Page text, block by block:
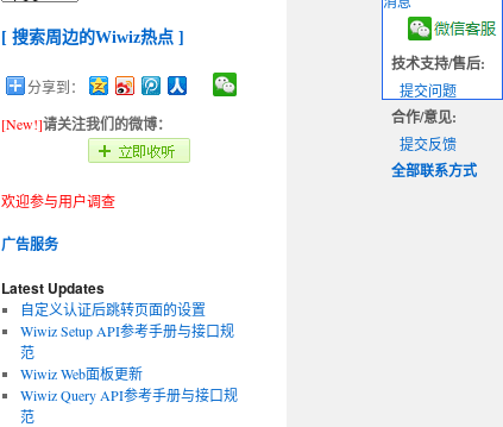
[ 搜索周边的Wiwiz热点 ]
分享到：
[New!]请关注我们的微博：
欢迎参与用户调查
广告服务
Latest Updates
自定义认证后跳转页面的设置
Wiwiz Setup API参考手册与接口规
范
Wiwiz Web面板更新
Wiwiz Query API参考手册与接口规
范
技术支持/售后:
提交问题
合作/意见:
提交反馈
全部联系方式